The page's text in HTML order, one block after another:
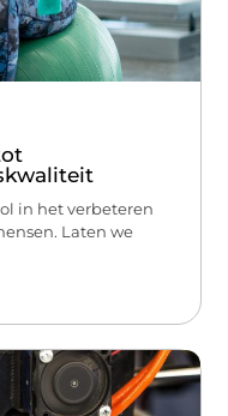
in het verbeteren
Laten we